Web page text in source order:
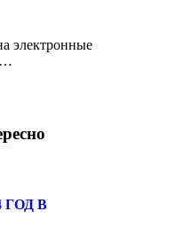
электронные
…
ГОД В